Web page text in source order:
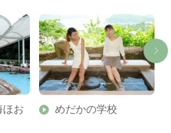
お
めだかの学校